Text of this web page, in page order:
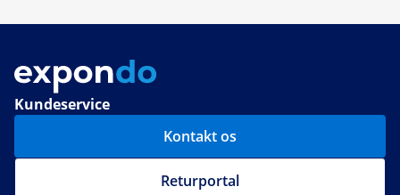
Kundeservice
Kontakt os
Returportal